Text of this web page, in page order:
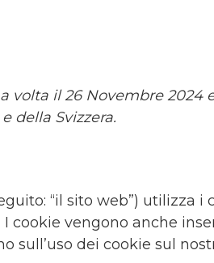
volta il 26 Novembre
della Svizzera.
“il sito web”) utilizza
cookie vengono anche
dei cookie sul